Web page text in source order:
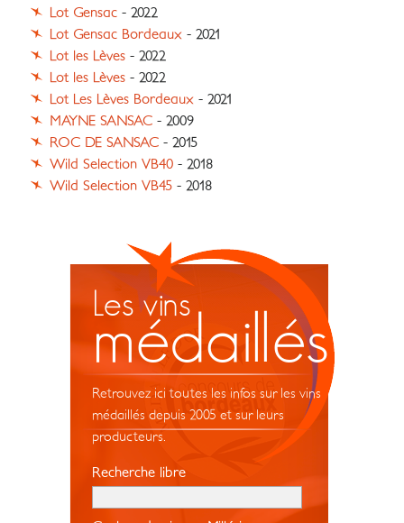
Lot Gensac - 2022
Lot Gensac Bordeaux - 2021
Lot les Lèves - 2022
Lot les Lèves - 2022
Lot Les Lèves Bordeaux - 2021
MAYNE SANSAC - 2009
ROC DE SANSAC - 2015
Wild Selection VB40 - 2018
Wild Selection VB45 - 2018
Les vins
médaillés
Retrouvez ici toutes les infos sur les vins
médaillés depuis 2005 et sur leurs
producteurs.
Recherche libre